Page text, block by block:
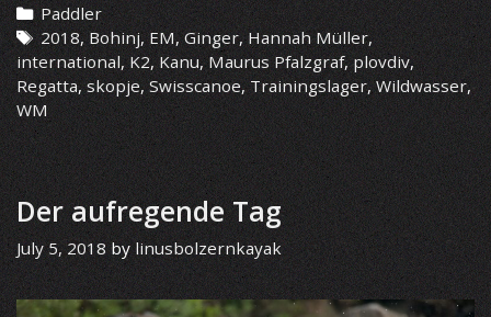
Categories
Paddler
Tags
2018,Bohinj, EM,Ginger,Hannah Müller,
international,K2,Kanu,Maurus Pfalzgraf,plovdiv,
Regatta,skopje,Swisscanoe,Trainingslager,Wildwasser,
WM
Der aufregende Tag
July 5, 2018 bylinusbolzernkayak